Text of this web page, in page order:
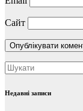
Сайт
Недавні записи